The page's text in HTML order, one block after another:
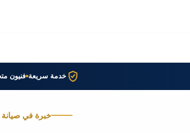
خدمة سريعة فنيون
خبرة في صيانة